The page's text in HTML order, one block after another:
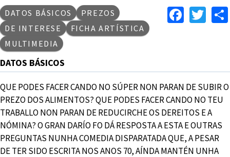
DATOS BÁSICOS
PREZOS
DE INTERESE
FICHA ARTÍSTICA
MULTIMEDIA
DATOS BÁSICOS
QUE PODES FACER CANDO NO SÚPER NON PARAN DE SUBIR O
PREZO DOS ALIMENTOS? QUE PODES FACER CANDO NO TEU
TRABALLO NON PARAN DE REDUCIRCHE OS DEREITOS E A
NÓMINA? O GRAN DARÍO FO DÁ RESPOSTA A ESTA E OUTRAS
PREGUNTAS NUNHA COMEDIA DISPARATADA QUE, A PESAR
DE TER SIDO ESCRITA NOS ANOS 70, AÍNDA MANTÉN UNHA